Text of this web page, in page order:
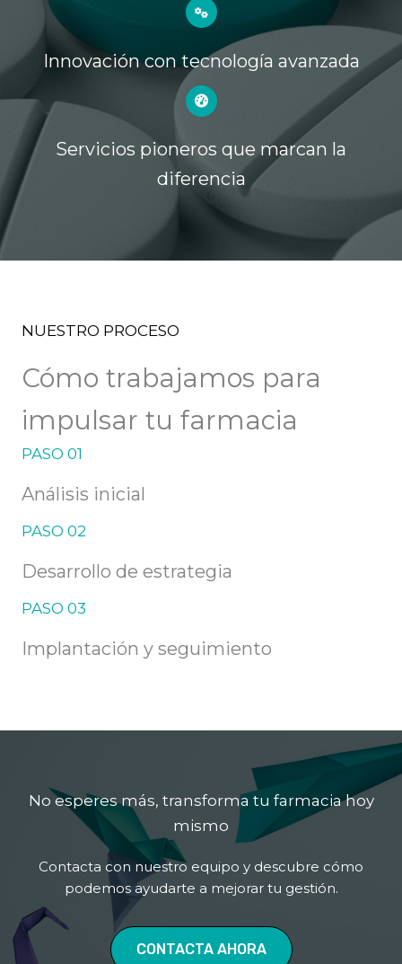
Innovación con tecnología avanzada
Servicios pioneros que marcan la
diferencia
NUESTRO PROCESO
Cómo trabajamos para
impulsar tu farmacia
PASO 01
Análisis inicial
PASO 02
Desarrollo de estrategia
PASO 03
Implantación y seguimiento
No esperes más, transforma tu farmacia hoy
mismo
Contacta con nuestro equipo y descubre cómo
podemos ayudarte a mejorar tu gestión.
CONTACTA AHORA